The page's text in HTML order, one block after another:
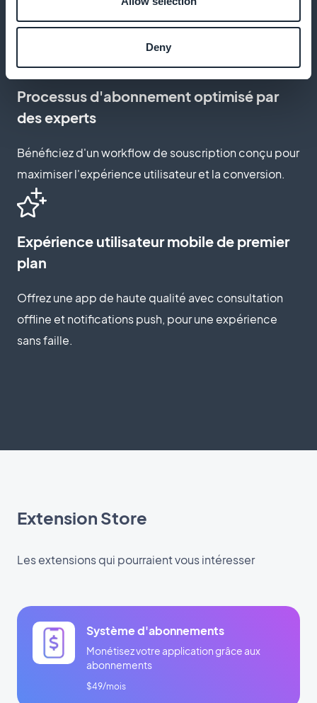
Deny
et les valeurs de votre marque, améliorant ainsi
l'expérience utilisateur.
Processus d'abonnement optimisé par
des experts
Bénéficiez d'un workflow de souscription conçu pour
maximiser l'expérience utilisateur et la conversion.
Expérience utilisateur mobile de premier
plan
Offrez une app de haute qualité avec consultation
offline et notifications push, pour une expérience
sans faille.
Extension Store
Les extensions qui pourraient vous intéresser
Système d'abonnements
Monétisez votre application grâce aux
abonnements
$49/mois